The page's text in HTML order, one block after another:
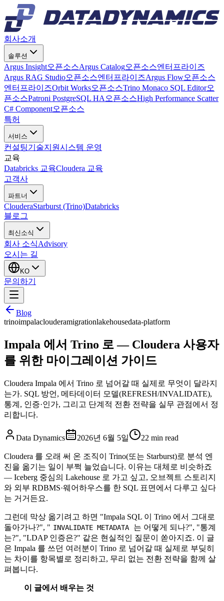
회사소개
솔루션
Argus Insight오픈소스Argus Catalog오픈소스엔터프라이즈
Argus RAG Studio오픈소스엔터프라이즈Argus Flow오픈소스
엔터프라이즈Orbit Works오픈소스Trino Monaco SQL Editor오
픈소스Patroni PostgreSQL HA 오픈소스High Performance Scatter
C# Component오픈소스
특허
서비스
컨설팅기술지원시스템 운영
교육
Databricks 교육Cloudera 교육
고객사
파트너
ClouderaStarburst (Trino)Databricks
블로그
최신소식
회사 소식Advisory
오시는 길
KO
문의하기
Blog
trinoimpalaclouderamigrationlakehousedata-platform
Impala 에서 Trino 로 — Cloudera 사용자
를 위한 마이그레이션 가이드
Cloudera Impala 에서 Trino 로 넘어갈 때 실제로 무엇이 달라지
는가. SQL 방언, 메타데이터 모델(REFRESH/INVALIDATE),
통계, 인증·인가, 그리고 단계적 전환 전략을 실무 관점에서 정
리합니다.
Data Dynamics 2026년 6월 5일 22 min read
Cloudera 를 오래 써 온 조직이 Trino(또는 Starburst)로 분석 엔
진을 옮기는 일이 부쩍 늘었습니다. 이유는 대체로 비슷하죠
— Iceberg 중심의 Lakehouse 로 가고 싶고, 오브젝트 스토리지
와 외부 RDBMS·웨어하우스를 한 SQL 표면에서 다루고 싶다
는 거거든요.
그런데 막상 옮기려고 하면 "Impala SQL 이 Trino 에서 그대로
돌아가나?", " INVALIDATE METADATA
는 어떻게 되나?", "통계
는?", "LDAP 인증은?" 같은 현실적인 질문이 쏟아지죠. 이 글
은 Impala 를 쓰던 여러분이 Trino 로 넘어갈 때 실제로 부딪히
는 차이를 항목별로 정리하고, 무리 없는 전환 전략을 함께 살
펴봅니다.
이 글에서 배우는 것